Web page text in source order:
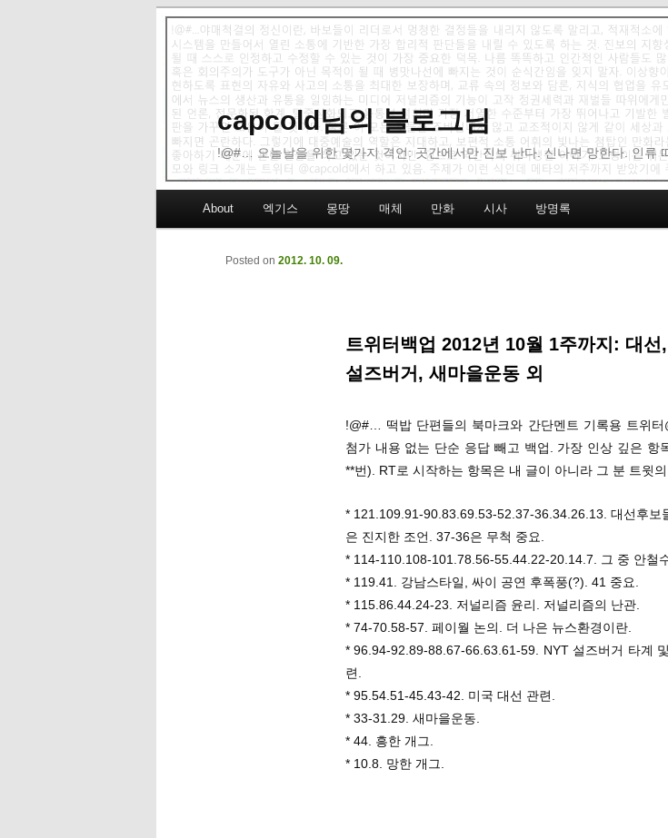
capcold님의 블로그님
!@#… 오늘날을 위한 몇가지 격언: 곳간에서만 진보 난다. 신나면 망한다. 인류
Skip to primary content
Skip to secondary content
About 엑기스 몽땅 매체 만화 시사 방명록
트위터백업 2012년 10월 1주까지: 대
설즈버거, 새마을운동 외
Posted on 2012. 10. 09.
!@#… 떡밥 단편들의 북마크와 간단멘트 기록용 트위
첨가 내용 없는 단순 응답 빼고 백업. 가장 인상 깊은 항
**번). RT로 시작하는 항목은 내 글이 아니라 그 분 트윗의
* 121.109.91-90.83.69.53-52.37-36.34.26.13. 대선후보
은 진지한 조언. 37-36은 무척 중요.
* 114-110.108-101.78.56-55.44.22-20.14.7. 그 중 안철
* 119.41. 강남스타일, 싸이 공연 후폭풍(?). 41 중요.
* 115.86.44.24-23. 저널리즘 윤리. 저널리즘의 난관.
* 74-70.58-57. 페이월 논의. 더 나은 뉴스환경이란.
* 96.94-92.89-88.67-66.63.61-59. NYT 설즈버거 타계
련.
* 95.54.51-45.43-42. 미국 대선 관련.
* 33-31.29. 새마을운동.
* 44. 흥한 개그.
* 10.8. 망한 개그.